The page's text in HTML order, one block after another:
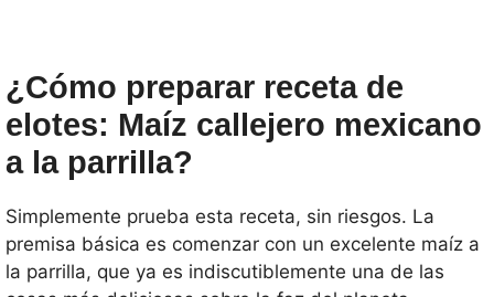
¿Cómo preparar receta de
elotes: Maíz callejero mexicano
a la parrilla?
Simplemente prueba esta receta, sin riesgos. La
premisa básica es comenzar con un excelente maíz a
la parrilla, que ya es indiscutiblemente una de las